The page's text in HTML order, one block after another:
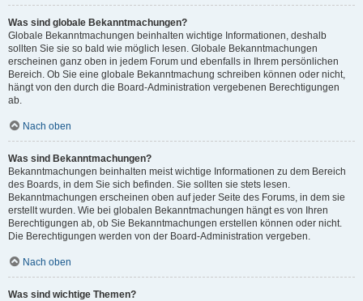
Was sind globale Bekanntmachungen?
Globale Bekanntmachungen beinhalten wichtige Informationen, deshalb
sollten Sie sie so bald wie möglich lesen. Globale Bekanntmachungen
erscheinen ganz oben in jedem Forum und ebenfalls in Ihrem persönlichen
Bereich. Ob Sie eine globale Bekanntmachung schreiben können oder nicht,
hängt von den durch die Board-Administration vergebenen Berechtigungen
ab.
Nach oben
Was sind Bekanntmachungen?
Bekanntmachungen beinhalten meist wichtige Informationen zu dem Bereich
des Boards, in dem Sie sich befinden. Sie sollten sie stets lesen.
Bekanntmachungen erscheinen oben auf jeder Seite des Forums, in dem sie
erstellt wurden. Wie bei globalen Bekanntmachungen hängt es von Ihren
Berechtigungen ab, ob Sie Bekanntmachungen erstellen können oder nicht.
Die Berechtigungen werden von der Board-Administration vergeben.
Nach oben
Was sind wichtige Themen?